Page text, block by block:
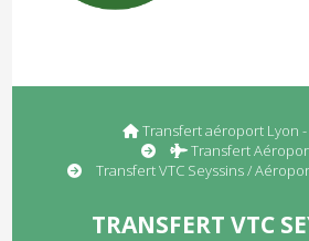
Transfert aéroport Lyon
Transfert
Transfert VTC Seyssins /
TRANSFERT VTC